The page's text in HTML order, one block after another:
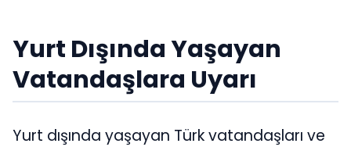
Yurt Dışında Yaşayan
Vatandaşlara Uyarı
Yurt dışında yaşayan Türk vatandaşları ve